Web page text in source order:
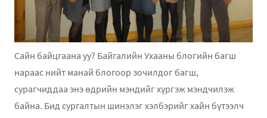
Сайн байцгаана уу? Байгалийн Ухааны блогийн багш
нараас нийт манай блогоор зочилдог багш,
сурагчиддаа энэ өдрийн мэндийг хүргэж мэндчилэж
байна. Бид сургалтын шинэлэг хэлбэрийг хайн бүтээлч